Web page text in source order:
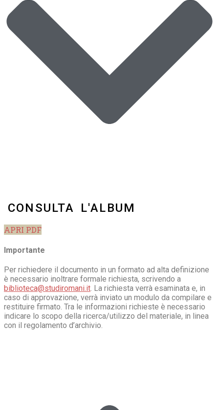
CONSULTA L'ALBUM
APRI PDF
Importante
Per richiedere il documento in un formato ad alta definizione
è necessario inoltrare formale richiesta, scrivendo a
biblioteca@studiromani.it. La richiesta verrà esaminata e, in
caso di approvazione, verrà inviato un modulo da compilare e
restituire firmato. Tra le informazioni richieste è necessario
indicare lo scopo della ricerca/utilizzo del materiale, in linea
con il regolamento d’archivio.